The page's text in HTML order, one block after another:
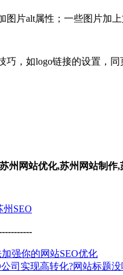
片alt属性；一些图片加上
，如logo链接的设置，同
州网站优化,苏州网站制
SEO
强你的网站SEO优化
司实现高转化?网站标题